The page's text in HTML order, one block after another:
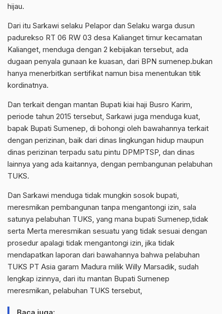
hijau.
Dari itu Sarkawi selaku Pelapor dan Selaku warga dusun
padurekso RT 06 RW 03 desa Kalianget timur kecamatan
Kalianget, menduga dengan 2 kebijakan tersebut, ada
dugaan penyala gunaan ke kuasan, dari BPN sumenep.bukan
hanya menerbitkan sertifikat namun bisa menentukan titik
kordinatnya.
Dan terkait dengan mantan Bupati kiai haji Busro Karim,
periode tahun 2015 tersebut, Sarkawi juga menduga kuat,
bapak Bupati Sumenep, di bohongi oleh bawahannya terkait
dengan perizinan, baik dari dinas lingkungan hidup maupun
dinas perizinan terpadu satu pintu DPMPTSP, dan dinas
lainnya yang ada kaitannya, dengan pembangunan pelabuhan
TUKS.
Dan Sarkawi menduga tidak mungkin sosok bupati,
meresmikan pembangunan tanpa mengantongi izin, sala
satunya pelabuhan TUKS, yang mana bupati Sumenep,tidak
serta Merta meresmikan sesuatu yang tidak sesuai dengan
prosedur apalagi tidak mengantongi izin, jika tidak
mendapatkan laporan dari bawahannya bahwa pelabuhan
TUKS PT Asia garam Madura milik Willy Marsadik, sudah
lengkap izinnya, dari itu mantan Bupati Sumenep
meresmikan, pelabuhan TUKS tersebut,